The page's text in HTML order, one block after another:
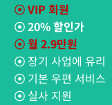
☉VIP 회원
☉20% 할인가
☉월 2.9만원
☉ 장기 사업에 유리
☉ 기본 우편 서비스
☉ 실사 지원